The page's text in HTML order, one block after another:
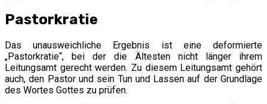
Pastorkratie
Das unausweichliche Ergebnis ist eine deformierte
„Pastorkratie“, bei der die Ältesten nicht länger ihrem
Leitungsamt gerecht werden. Zu diesem Leitungsamt gehört
auch, den Pastor und sein Tun und Lassen auf der Grundlage
des Wortes Gottes zu prüfen.